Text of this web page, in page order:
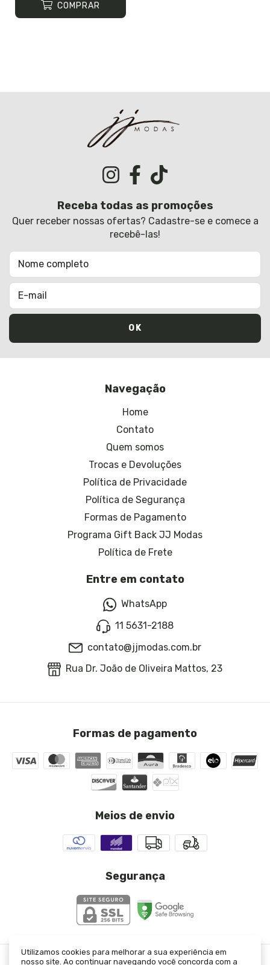
Utilizamos cookies para melhorar a sua experiência em
nosso site. Ao continuar navegando você concorda com a
COMPRAR
Receba todas as promoções
Quer receber nossas ofertas? Cadastre-se e comece a
recebê-las!
Navegação
Home
Contato
Quem somos
Trocas e Devoluções
Política de Privacidade
Política de Segurança
Formas de Pagamento
Programa Gift Back JJ Modas
Política de Frete
Entre em contato
WhatsApp
11 5631-2188
contato@jjmodas.com.br
Rua Dr. João de Oliveira Mattos, 23
Formas de pagamento
Meios de envio
Segurança